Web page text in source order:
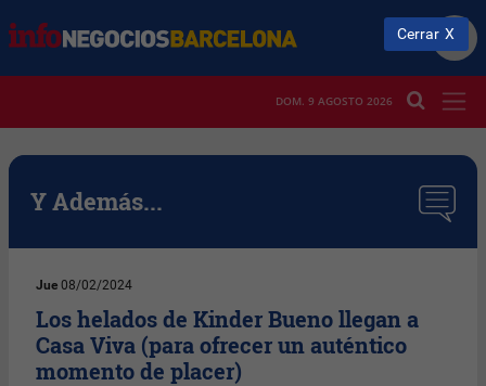
DOM. 9 AGOSTO 2026
Y Además...
Jue 08/02/2024
Los helados de Kinder Bueno llegan a
Casa Viva (para ofrecer un auténtico
momento de placer)
Cerrar